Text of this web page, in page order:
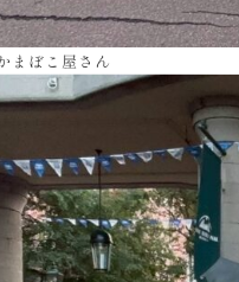
まぼこ屋さん